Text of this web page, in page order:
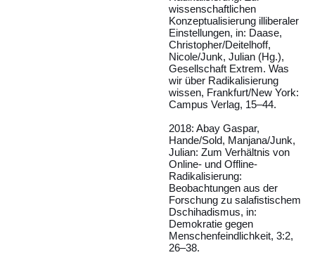
wissenschaftlichen
Konzeptualisierung illiberaler
Einstellungen, in: Daase,
Christopher/Deitelhoff,
Nicole/Junk, Julian (Hg.),
Gesellschaft Extrem. Was
wir über Radikalisierung
wissen, Frankfurt/New York:
Campus Verlag, 15–44.
2018: Abay Gaspar,
Hande/Sold, Manjana/Junk,
Julian: Zum Verhältnis von
Online- und Offline-
Radikalisierung:
Beobachtungen aus der
Forschung zu salafistischem
Dschihadismus, in:
Demokratie gegen
Menschenfeindlichkeit, 3:2,
26–38.